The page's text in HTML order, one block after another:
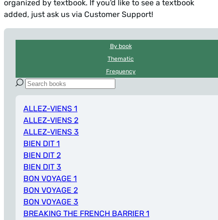
organized by textbook. If you'd like to see a textbook
added, just ask us via Customer Support!
By book
Thematic
Frequency
ALLEZ-VIENS 1
ALLEZ-VIENS 2
ALLEZ-VIENS 3
BIEN DIT 1
BIEN DIT 2
BIEN DIT 3
BON VOYAGE 1
BON VOYAGE 2
BON VOYAGE 3
BREAKING THE FRENCH BARRIER 1